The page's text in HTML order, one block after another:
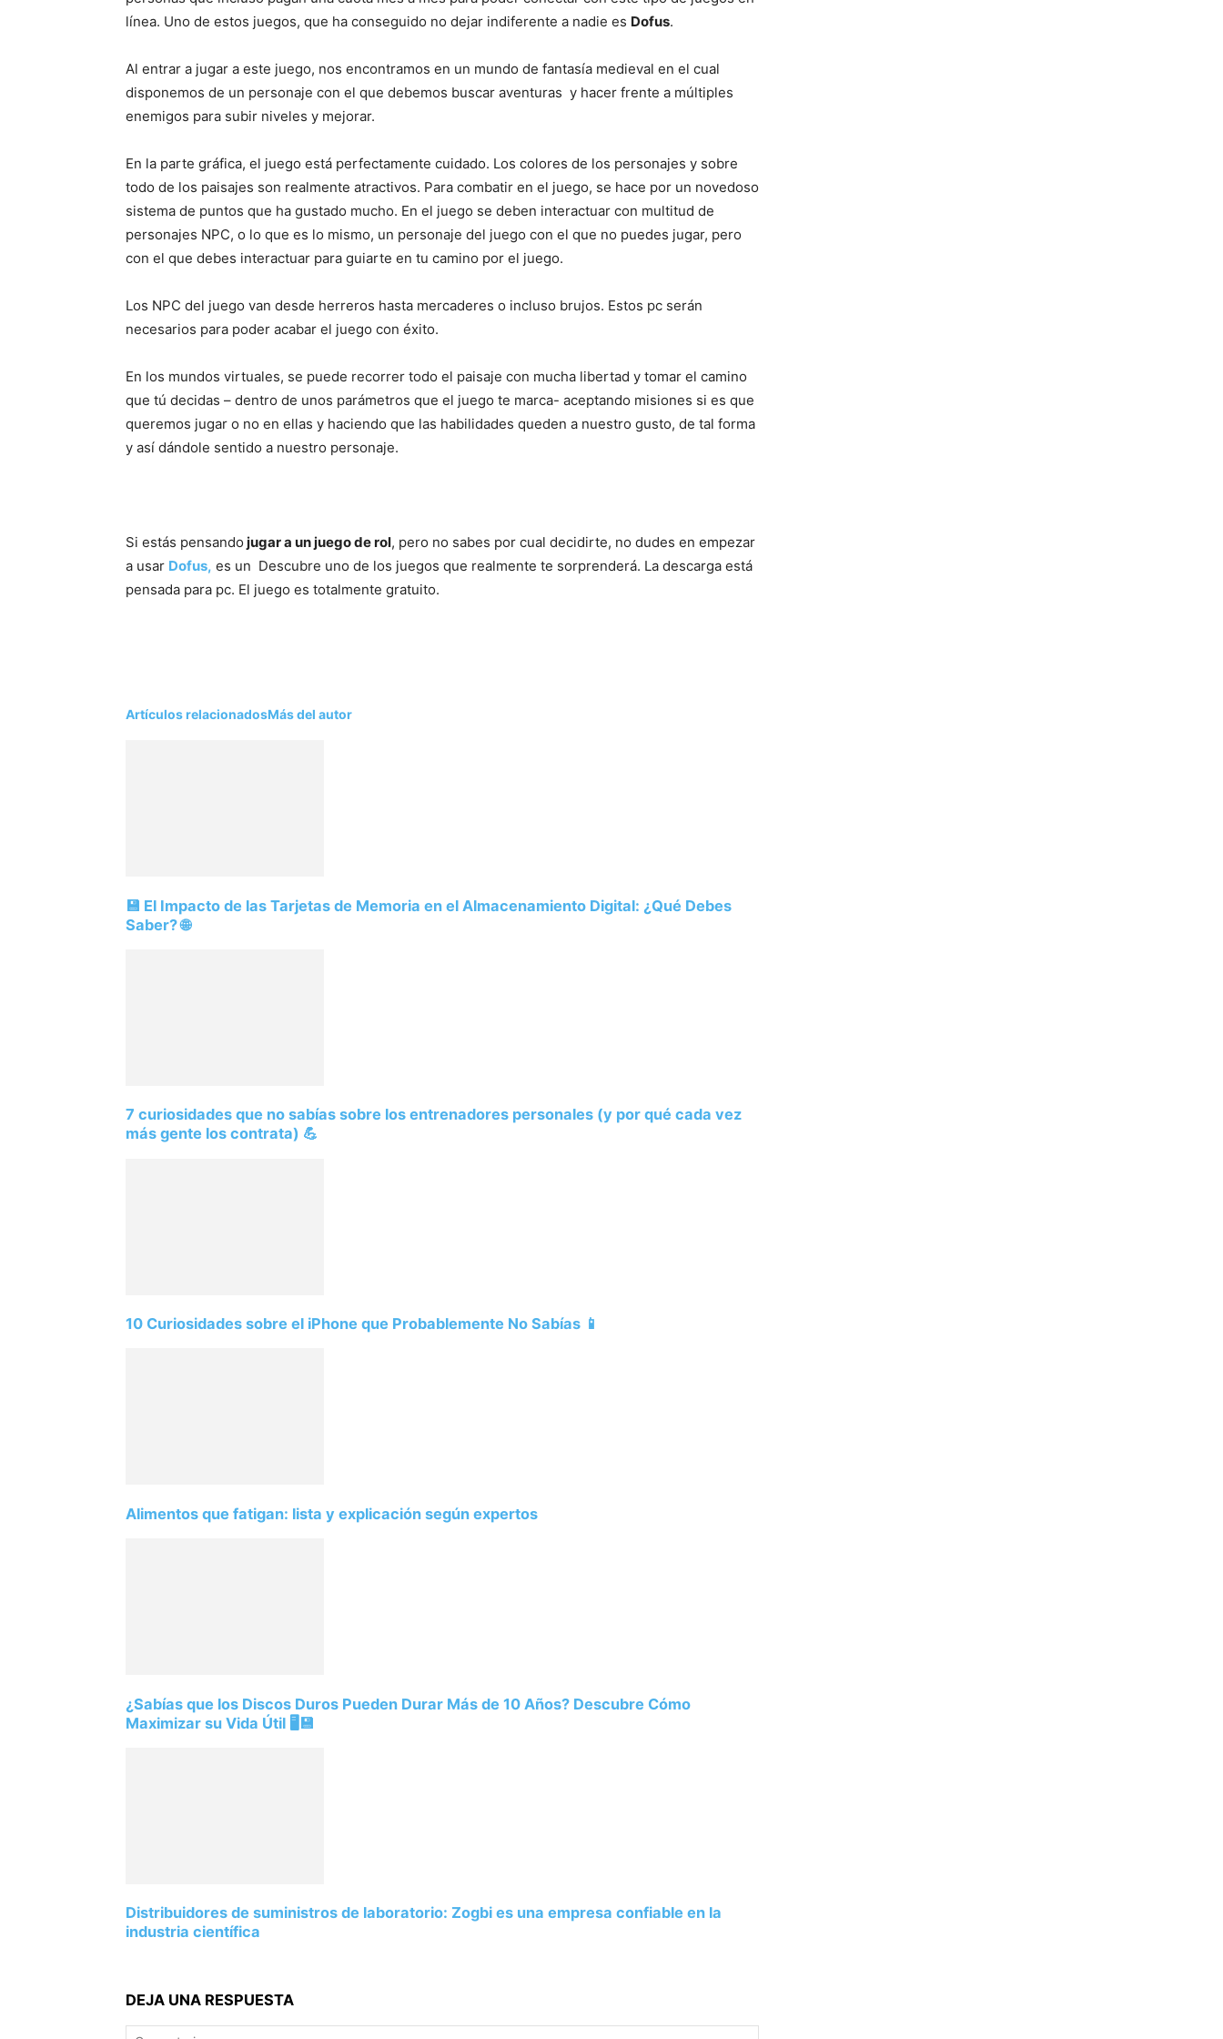
Mundo
línea. Uno de estos juegos, que ha conseguido no dejar indiferente a nadie es Dofus.
Al entrar a jugar a este juego, nos encontramos en un mundo de fantasía medieval en el cual
disponemos de un personaje con el que debemos buscar aventuras y hacer frente a múltiples
enemigos para subir niveles y mejorar.
En la parte gráfica, el juego está perfectamente cuidado. Los colores de los personajes y sobre
todo de los paisajes son realmente atractivos. Para combatir en el juego, se hace por un novedoso
sistema de puntos que ha gustado mucho. En el juego se deben interactuar con multitud de
personajes NPC, o lo que es lo mismo, un personaje del juego con el que no puedes jugar, pero
con el que debes interactuar para guiarte en tu camino por el juego.
Los NPC del juego van desde herreros hasta mercaderes o incluso brujos. Estos pc serán
necesarios para poder acabar el juego con éxito.
En los mundos virtuales, se puede recorrer todo el paisaje con mucha libertad y tomar el camino
que tú decidas – dentro de unos parámetros que el juego te marca- aceptando misiones si es que
queremos jugar o no en ellas y haciendo que las habilidades queden a nuestro gusto, de tal forma
y así dándole sentido a nuestro personaje.
Si estás pensando jugar a un juego de rol, pero no sabes por cual decidirte, no dudes en empezar
a usar Dofus, es un Descubre uno de los juegos que realmente te sorprenderá. La descarga está
pensada para pc. El juego es totalmente gratuito.
Artículos relacionadosMás del autor
💾 El Impacto de las Tarjetas de Memoria en el Almacenamiento Digital: ¿Qué Debes
Saber? 🌐
7 curiosidades que no sabías sobre los entrenadores personales (y por qué cada vez
más gente los contrata) 💪
10 Curiosidades sobre el iPhone que Probablemente No Sabías 📱
Alimentos que fatigan: lista y explicación según expertos
¿Sabías que los Discos Duros Pueden Durar Más de 10 Años? Descubre Cómo
Maximizar su Vida Útil 🖥️💾
Distribuidores de suministros de laboratorio: Zogbi es una empresa confiable en la
industria científica
DEJA UNA RESPUESTA